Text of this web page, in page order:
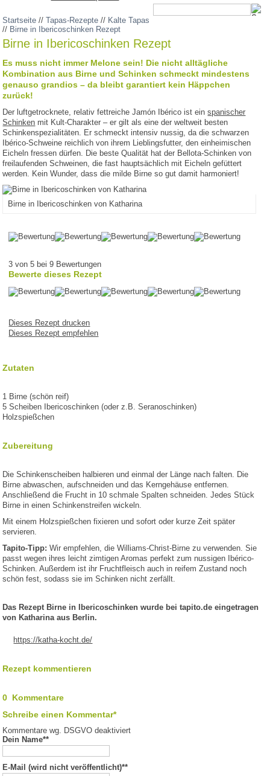
Startseite //Tapas-Rezepte // Kalte Tapas
// Birne in Ibericoschinken Rezept
Birne in Ibericoschinken Rezept
Es muss nicht immer Melone sein! Die nicht alltägliche
Kombination aus Birne und Schinken schmeckt mindestens
genauso grandios – da bleibt garantiert kein Häppchen
zurück!
Der luftgetrocknete, relativ fettreiche Jamón Ibérico ist einspanischer
Schinken mit Kult-Charakter – er gilt als eine der weltweit besten
Schinkenspezialitäten. Er schmeckt intensiv nussig, da die schwarzen
Ibérico-Schweine reichlich von ihrem Lieblingsfutter, den einheimischen
Eicheln fressen dürfen. Die beste Qualität hat der Bellota-Schinken von
freilaufenden Schweinen, die fast hauptsächlich mit Eicheln gefüttert
werden. Kein Wunder, dass die milde Birne so gut damit harmoniert!
Birne in Ibericoschinken von Katharina
3 von 5 bei 9 Bewertungen
Bewerte dieses Rezept
Dieses Rezept drucken
Dieses Rezept empfehlen
Zutaten
1 Birne (schön reif)
5 Scheiben Ibericoschinken (oder z.B. Seranoschinken)
Holzspießchen
Zubereitung
Die Schinkenscheiben halbieren und einmal der Länge nach falten. Die
Birne abwaschen, aufschneiden und das Kerngehäuse entfernen.
Anschließend die Frucht in 10 schmale Spalten schneiden. Jedes Stück
Birne in einen Schinkenstreifen wickeln.
Mit einem Holzspießchen fixieren und sofort oder kurze Zeit später
servieren.
Tapito-Tipp: Wir empfehlen, die Williams-Christ-Birne zu verwenden. Sie
passt wegen ihres leicht zimtigen Aromas perfekt zum nussigen Ibérico-
Schinken. Außerdem ist ihr Fruchtfleisch auch in reifem Zustand noch
schön fest, sodass sie im Schinken nicht zerfällt.
Das Rezept Birne in Ibericoschinken wurde bei tapito.de eingetragen
von Katharina aus Berlin.
https://katha-kocht.de/
Rezept kommentieren
0 Kommentare
Schreibe einen Kommentar*
Kommentare wg. DSGVO deaktiviert
Dein Name**
E-Mail (wird nicht veröffentlicht)**